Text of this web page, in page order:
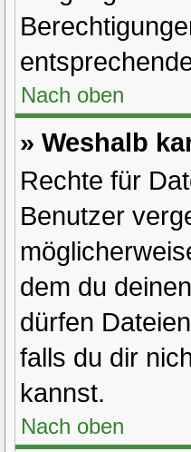
Nach oben
» Weshalb
Rechte für
Benutzer
dem du
dürfen
falls du dir
kannst.
Nach oben